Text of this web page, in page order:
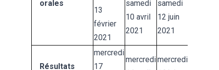
orales
13
février
2021
samedi
10 avril
2021
samedi
12 juin
2021
Résultats
mercredi
17
mercredimercredi